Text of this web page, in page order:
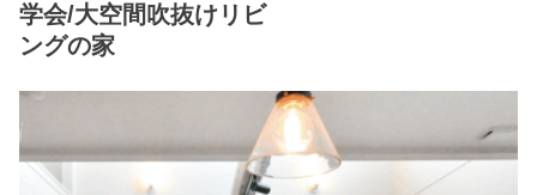
学会/大空間吹抜けリビ
ングの家